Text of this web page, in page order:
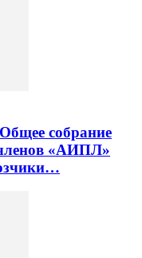
собрание
«АИПЛ»